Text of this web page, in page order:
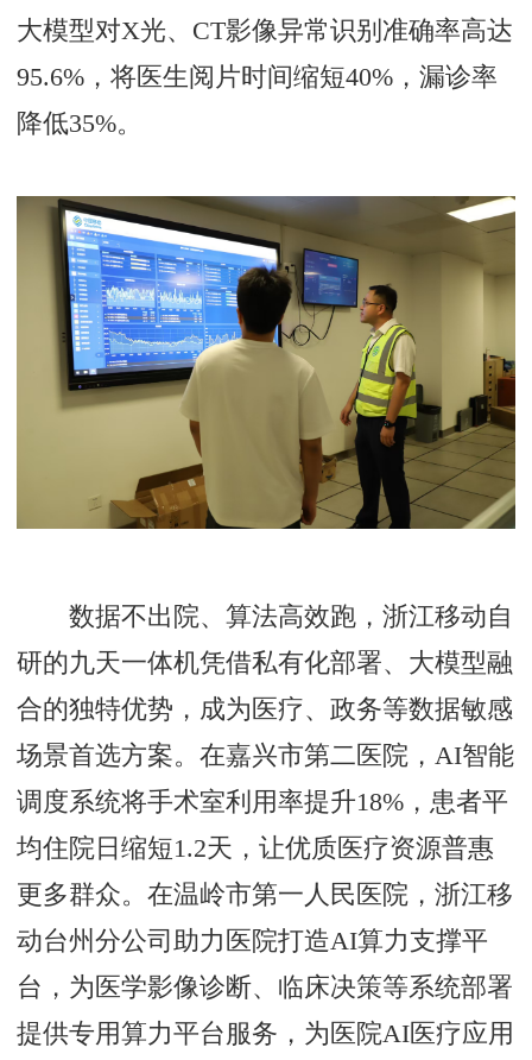
大模型对X光、CT影像异常识别准确率高达
95.6%，将医生阅片时间缩短40%，漏诊率
降低35%。
数据不出院、算法高效跑，浙江移动自
研的九天一体机凭借私有化部署、大模型融
合的独特优势，成为医疗、政务等数据敏感
场景首选方案。在嘉兴市第二医院，AI智能
调度系统将手术室利用率提升18%，患者平
均住院日缩短1.2天，让优质医疗资源普惠
更多群众。在温岭市第一人民医院，浙江移
动台州分公司助力医院打造AI算力支撑平
台，为医学影像诊断、临床决策等系统部署
提供专用算力平台服务，为医院AI医疗应用